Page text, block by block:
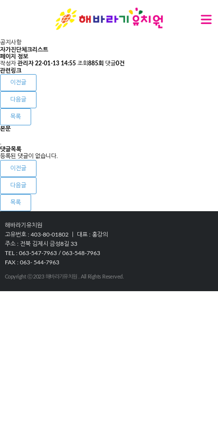
공지사항
자가진단체크리스트
페이지 정보
작성자 관리자 22-01-13 14:55 조회885회 댓글0건
관련링크
이전글
다음글
목록
본문
.
댓글목록
등록된 댓글이 없습니다.
이전글
다음글
목록
해바라기유치원
고유번호 : 403-80-01802 ㅣ 대표 : 홍강의
주소 : 전북 김제시 금성8길 33
TEL : 063-547-7963 / 063-548-7963
FAX : 063- 544-7963
Copyright ⓒ 2023 해바라기유치원 . All Rights Reserved.